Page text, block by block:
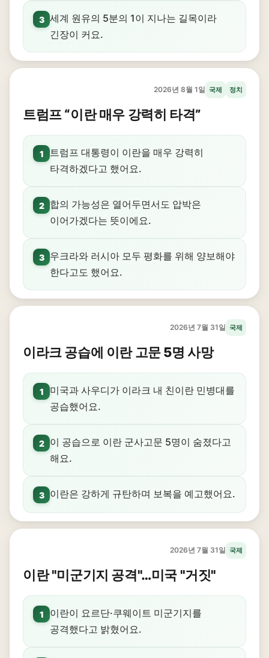
3 세계 원유의 5분의 1이 지나는 길목이라
긴장이 커요.
2026년 8월 1일 국제 정치
트럼프 “이란 매우 강력히 타격”
1
트럼프 대통령이 이란을 매우 강력히
타격하겠다고 했어요.
2
합의 가능성은 열어두면서도 압박은
이어가겠다는 뜻이에요.
3
우크라와 러시아 모두 평화를 위해 양보해야
한다고도 했어요.
2026년 7월 31일 국제
이라크 공습에 이란 고문 5명 사망
1
미국과 사우디가 이라크 내 친이란 민병대를
공습했어요.
2
이 공습으로 이란 군사고문 5명이 숨졌다고
해요.
3 이란은 강하게 규탄하며 보복을 예고했어요.
2026년 7월 31일 국제
이란 "미군기지 공격"…미국 "거짓"
1
이란이 요르단·쿠웨이트 미군기지를
공격했다고 밝혔어요.